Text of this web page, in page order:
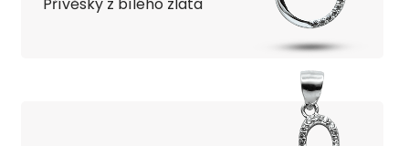
Přívěsky z bílého zlata